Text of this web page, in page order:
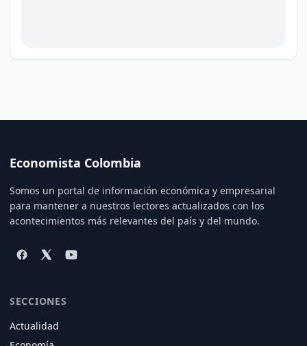
Economista Colombia
Somos un portal de información económica y empresarial
para mantener a nuestros lectores actualizados con los
acontecimientos más relevantes del país y del mundo.
SECCIONES
Actualidad